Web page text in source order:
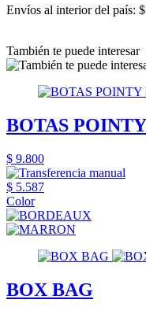
Envíos al interior del país:
También te puede interesar
BOTAS
$ 9.800
$ 5.587
Color
BOX BAG